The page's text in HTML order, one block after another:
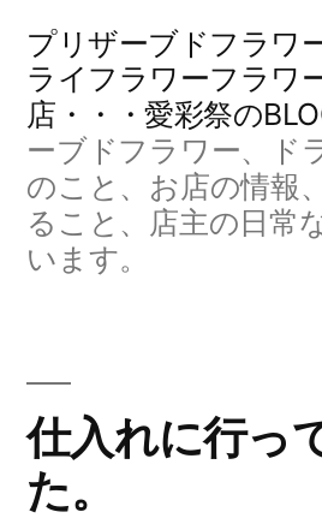
プ
プリザーブドフラワ
ライフラワーフラワ
店・・・愛彩祭の
ーブドフラワー、ド
のこと、お店の情報
ること、店主の日常
います。
仕入れに行っ
た。